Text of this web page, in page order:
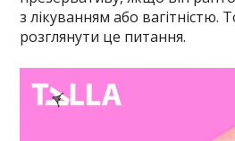
з лікуванням або
розглянути це питання.